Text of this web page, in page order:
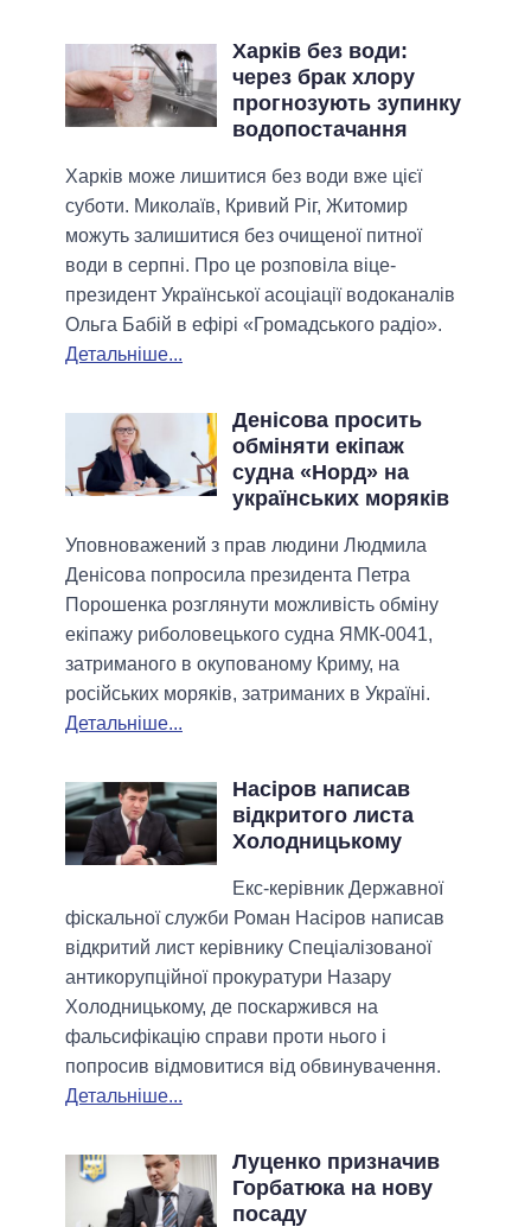
Харків без води:
через брак хлору
прогнозують зупинку
водопостачання
Харків може лишитися без води вже цієї
суботи. Миколаїв, Кривий Ріг, Житомир
можуть залишитися без очищеної питної
води в серпні. Про це розповіла віце-
президент Української асоціації водоканалів
Ольга Бабій в ефірі «Громадського радіо».
Детальніше...
Денісова просить
обміняти екіпаж
судна «Норд» на
українських моряків
Уповноважений з прав людини Людмила
Денісова попросила президента Петра
Порошенка розглянути можливість обміну
екiпажу риболовецького судна ЯМК-0041,
затриманого в окупованому Криму, на
російських моряків, затриманих в Україні.
Детальніше...
Насіров написав
відкритого листа
Холодницькому
Екс-керівник Державної
фіскальної служби Роман Насіров написав
відкритий лист керівнику Спеціалізованої
антикорупційної прокуратури Назару
Холодницькому, де поскаржився на
фальсифікацію справи проти нього і
попросив відмовитися від обвинувачення.
Детальніше...
Луценко призначив
Горбатюка на нову
посаду